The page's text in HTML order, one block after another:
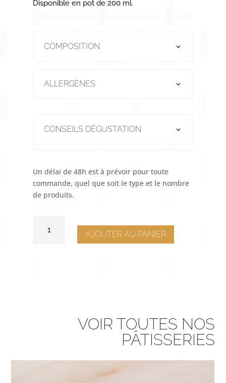
Disponible en pot de 200 ml.
COMPOSITION
ALLERGÈNES
CONSEILS DÉGUSTATION
Un délai de 48h est à prévoir pour toute
commande, quel que soit le type et le nombre
de produits.
AJOUTER AU PANIER
VOIR TOUTES NOS
PÂTISSERIES